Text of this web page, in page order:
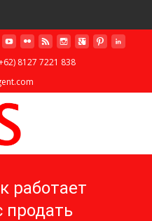
8127 7221 838
работает
продать